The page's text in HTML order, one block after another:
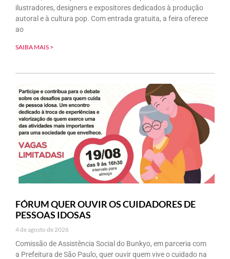
ilustradores, designers e expositores dedicados à produção
autoral e à cultura pop. Com entrada gratuita, a feira oferece
ao
SAIBA MAIS >
FÓRUM QUER OUVIR OS CUIDADORES DE
PESSOAS IDOSAS
4 de agosto de 2026
Comissão de Assistência Social do Bunkyo, em parceria com
a Prefeitura de São Paulo, quer ouvir quem vive o cuidado na